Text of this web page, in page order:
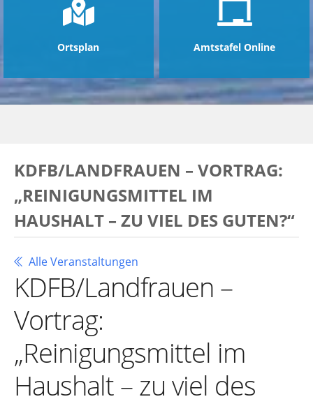
Ortsplan Amtstafel Online
KDFB/LANDFRAUEN – VORTRAG:
„REINIGUNGSMITTEL IM
HAUSHALT – ZU VIEL DES GUTEN?“
Alle Veranstaltungen
KDFB/Landfrauen –
Vortrag:
„Reinigungsmittel im
Haushalt – zu viel des